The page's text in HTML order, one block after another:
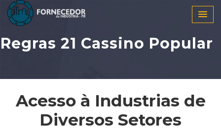
Regras 21 Cassino Popular
Acesso à Industrias de
Diversos Setores